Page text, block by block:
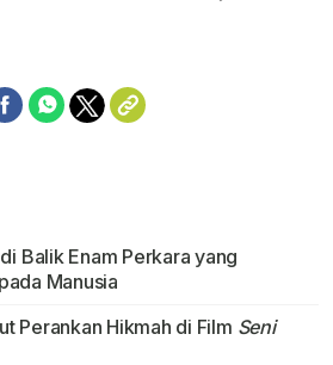
Balik Enam Perkara yang
Manusia
Perankan Hikmah di Film Seni